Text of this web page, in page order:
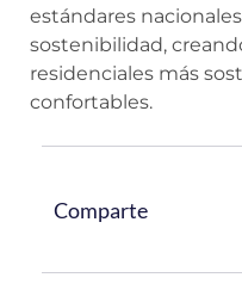
estándares
sostenibilidad,
residenciales más
confortables.
Comparte